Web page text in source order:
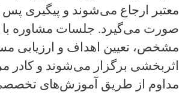
معتبر ارجاع می‌شوند و پیگیری پس
صورت می‌گیرد. جلسات مشاوره با
مشخص، تعیین اهداف و ارزیابی
اثربخشی برگزار می‌شوند و کادر
مداوم از طریق آموزش‌های